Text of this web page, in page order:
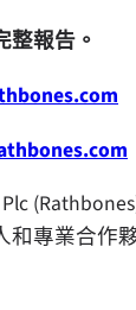
整報告。
Plc
和專業合作